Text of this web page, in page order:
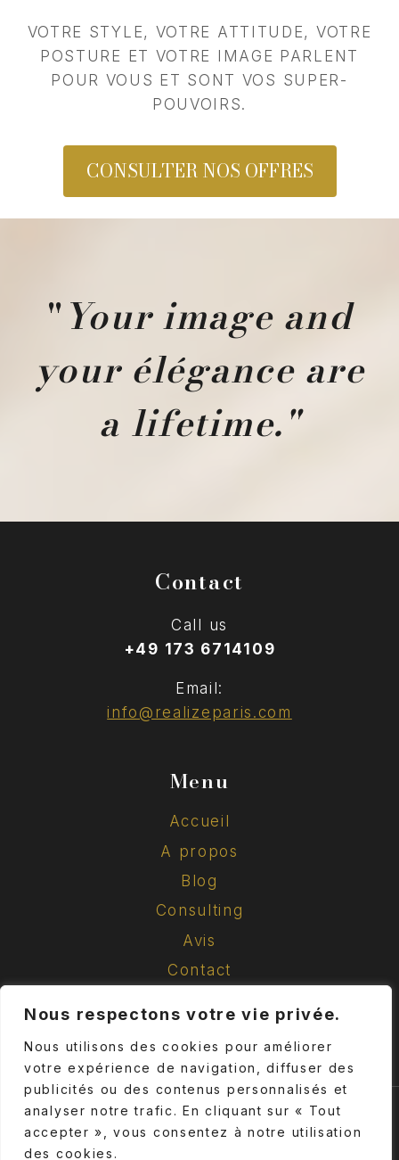
Nous respectons votre vie privée.
Nous utilisons des cookies pour améliorer
votre expérience de navigation, diffuser des
publicités ou des contenus personnalisés et
analyser notre trafic. En cliquant sur « Tout
accepter », vous consentez à notre utilisation
des cookies.
VOTRE STYLE, VOTRE ATTITUDE, VOTRE
POSTURE ET VOTRE IMAGE PARLENT
POUR VOUS ET SONT VOS SUPER-
POUVOIRS.
CONSULTER NOS OFFRES
"Your image and
your élégance are
a lifetime."
Contact
Call us
+49 173 6714109
Email:
info@realizeparis.com
Menu
Accueil
A propos
Blog
Consulting
Avis
Contact
© 2026 RÉALIZE IMAGE ADVISORY PARIS